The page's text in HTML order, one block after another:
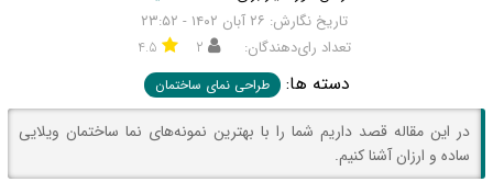
تاریخ نگارش: ۲۶ آبان ۱۴۰۲ - ۲۳:۵۲
تعداد رای‌دهندگان:
۲ ۴.۵
دسته ها: طراحی نمای ساختمان
در این مقاله قصد داریم شما را با بهترین نمونه‌های نما ساختمان ویلایی
ساده و ارزان آشنا کنیم.